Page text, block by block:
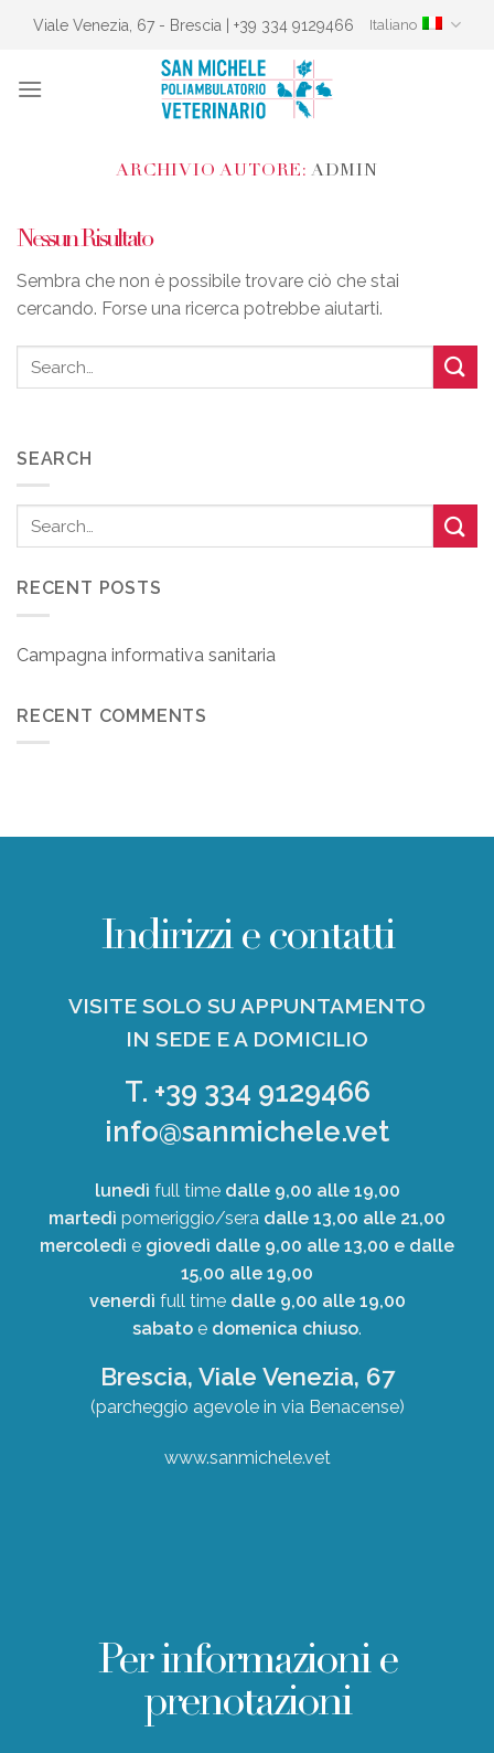
Skip
Viale Venezia, 67 - Brescia | +39 334 9129466 Italiano
ARCHIVIO AUTORE: ADMIN
Nessun Risultato
Sembra che non è possibile trovare ciò che stai
cercando. Forse una ricerca potrebbe aiutarti.
SEARCH
RECENT POSTS
Campagna informativa sanitaria
RECENT COMMENTS
Indirizzi e contatti
VISITE SOLO SU APPUNTAMENTO
IN SEDE E A DOMICILIO
T. +39 334 9129466
info@sanmichele.vet
lunedì full timedalle 9,00 alle 19,00
martedì pomeriggio/sera dalle 13,00 alle 21,00
mercoledì e giovedì dalle 9,00 alle 13,00 e dalle
15,00 alle 19,00
venerdì full timedalle 9,00 alle 19,00
sabato e domenica chiuso.
Brescia, Viale Venezia, 67
(parcheggio agevole in via Benacense)
www.sanmichele.vet
Per informazioni e
prenotazioni